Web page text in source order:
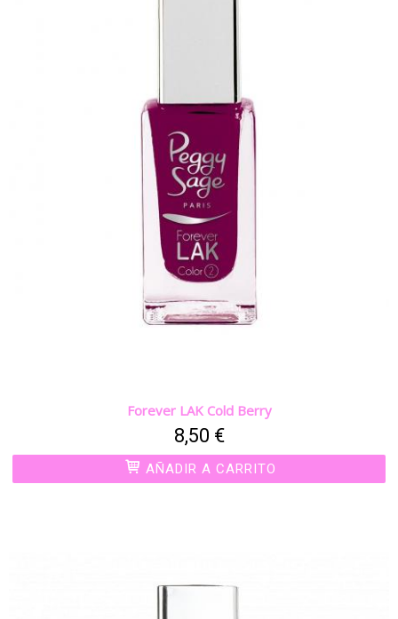
Forever LAK Cold Berry
8,50 €
AÑADIR A CARRITO